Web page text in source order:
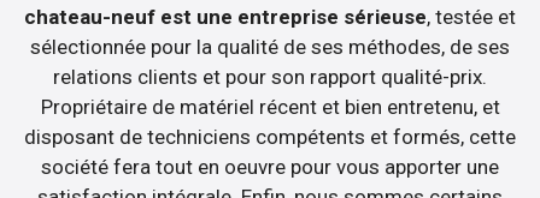
chateau-neuf est une entreprise sérieuse, testée et
sélectionnée pour la qualité de ses méthodes, de ses
relations clients et pour son rapport qualité-prix.
Propriétaire de matériel récent et bien entretenu, et
disposant de techniciens compétents et formés, cette
société fera tout en oeuvre pour vous apporter une